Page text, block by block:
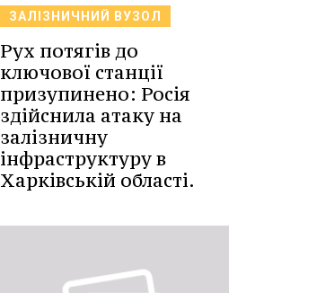
ЗАЛІЗНИЧНИЙ ВУЗОЛ
Рух потягів до
ключової станції
призупинено: Росія
здійснила атаку на
залізничну
інфраструктуру в
Харківській області.